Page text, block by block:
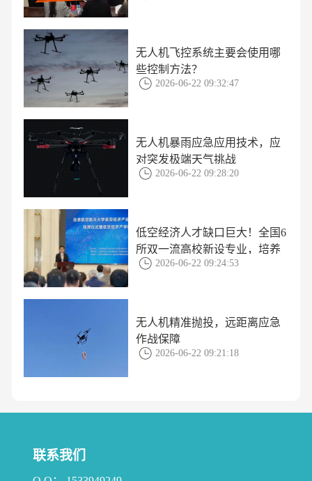
无人机飞控系统主要会使用哪
些控制方法？
2026-06-22 09:32:47
无人机暴雨应急应用技术，应
对突发极端天气挑战
2026-06-22 09:28:20
低空经济人才缺口巨大！全国6
所双一流高校新设专业，培养
方案揭秘
2026-06-22 09:24:53
无人机精准抛投，远距离应急
作战保障
2026-06-22 09:21:18
联系我们